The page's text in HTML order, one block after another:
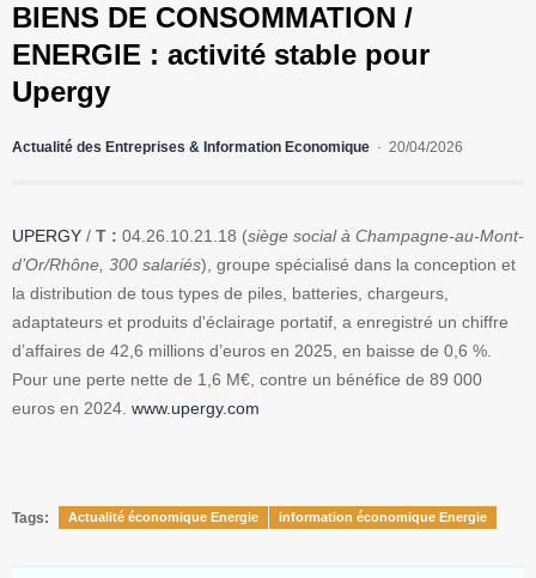
BIENS DE CONSOMMATION /
ENERGIE : activité stable pour
Upergy
Actualité des Entreprises & Information Economique 20/04/2026
UPERGY / T : 04.26.10.21.18 (siège social à Champagne-au-Mont-
d’Or/Rhône, 300 salariés), groupe spécialisé dans la conception et
la distribution de tous types de piles, batteries, chargeurs,
adaptateurs et produits d'éclairage portatif, a enregistré un chiffre
d’affaires de 42,6 millions d’euros en 2025, en baisse de 0,6 %.
Pour une perte nette de 1,6 M€, contre un bénéfice de 89 000
euros en 2024. www.upergy.com
Tags: Actualité économique Energie information économique Energie